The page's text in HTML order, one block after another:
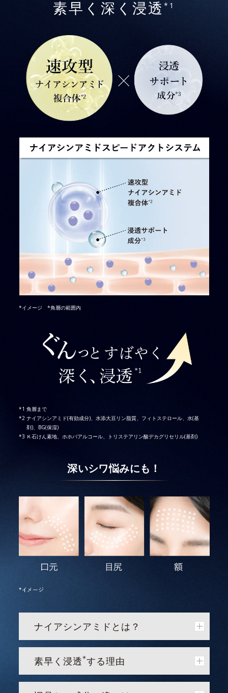
素早く深く浸透 *1
*イメージ *角層の範囲内
角層まで
ナイアシンアミド(有効成分)、水添大豆リン脂質、フィトステロール、水(基
剤)、BG(保湿)
Ｋ石けん素地、ホホバアルコール、トリステアリン酸デカグリセリル(基剤)
深いシワ悩みにも！
ナイアシンアミドとは？
素早く浸透*する理由